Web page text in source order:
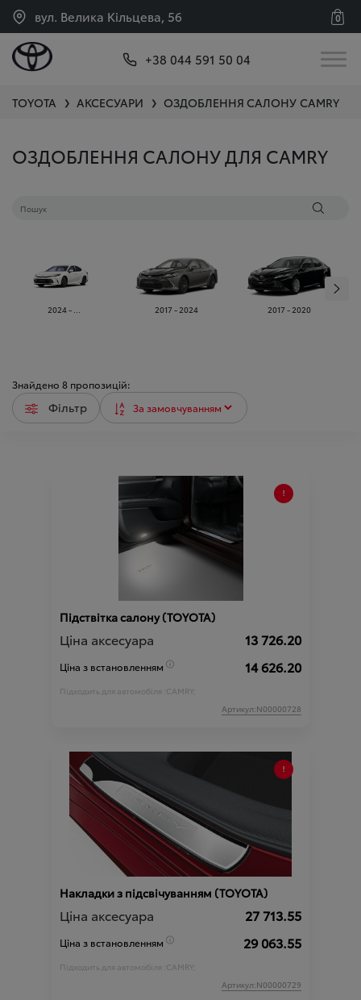
вул. Велика Кільцева, 56 0
+38 044 591 50 04
TOYOTA ❯ АКСЕСУАРИ ❯ ОЗДОБЛЕННЯ САЛОНУ CAMRY
ОЗДОБЛЕННЯ САЛОНУ ДЛЯ CAMRY
2024 - ... 2017 - 2024 2017 - 2020
Знайдено 8 пропозицій:
Фільтр
Підствітка салону (TOYOTA)
Ціна аксесуара 13 726.20
Ціна з встановленням 14 626.20
Підходить для автомобіля :CAMRY;
Артикул:N00000728
Накладки з підсвічуванням (TOYOTA)
Ціна аксесуара 27 713.55
Ціна з встановленням 29 063.55
Підходить для автомобіля :CAMRY;
Артикул:N00000729